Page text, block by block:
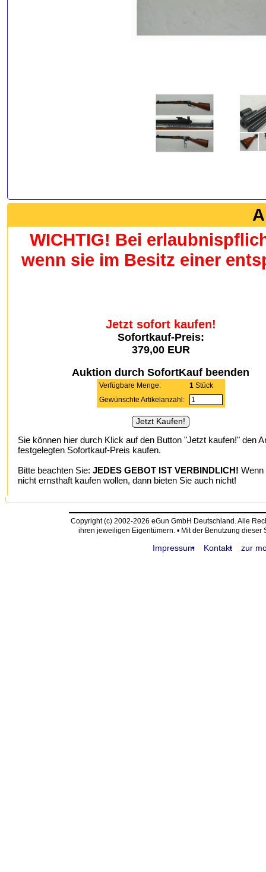
WICHTIG! Bei
wenn sie im Besitz einer
Jetzt sofort kaufen!
Sofortkauf-Preis:
379,00 EUR
Auktion durch SofortKauf beenden
Verfügbare Menge: 1Stück
Gewünschte Artikelanzahl:
Sie können hier durch Klick auf den Button "Jetzt kaufen!" den
festgelegten Sofortkauf-Preis kaufen.
Bitte beachten Sie: JEDES GEBOT IST VERBINDLICH! Wenn
nicht ernsthaft kaufen wollen, dann bieten Sie auch nicht!
Copyright (c) 2002-2026 eGun GmbH Deutschland. Alle
ihren jeweiligen Eigentümern. • Mit der Benutzung
Impressum Kontakt zur